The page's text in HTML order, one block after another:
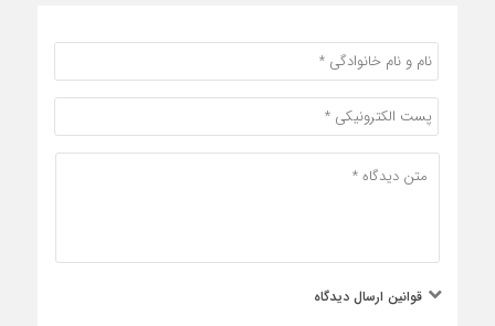
قوانین ارسال دیدگاه